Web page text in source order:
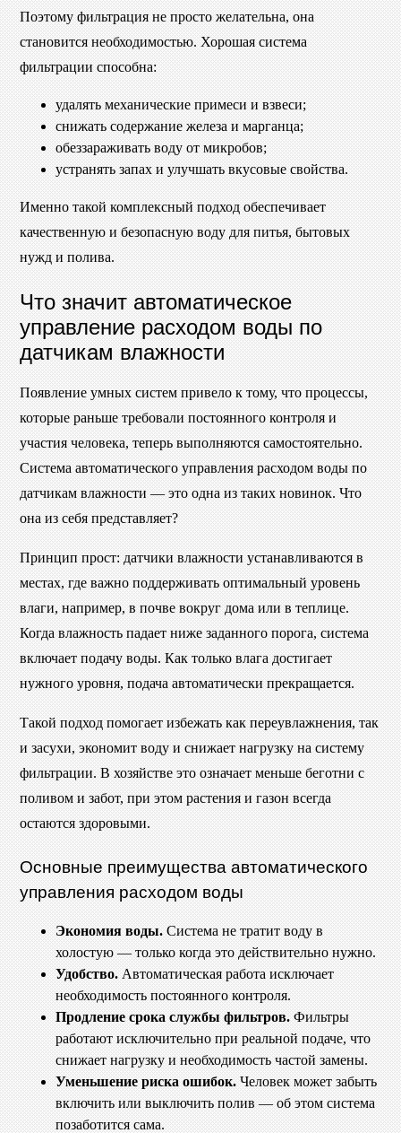
Поэтому фильтрация не просто желательна, она
становится необходимостью. Хорошая система
фильтрации способна:
удалять механические примеси и взвеси;
снижать содержание железа и марганца;
обеззараживать воду от микробов;
устранять запах и улучшать вкусовые свойства.
Именно такой комплексный подход обеспечивает
качественную и безопасную воду для питья, бытовых
нужд и полива.
Что значит автоматическое
управление расходом воды по
датчикам влажности
Появление умных систем привело к тому, что процессы,
которые раньше требовали постоянного контроля и
участия человека, теперь выполняются самостоятельно.
Система автоматического управления расходом воды по
датчикам влажности — это одна из таких новинок. Что
она из себя представляет?
Принцип прост: датчики влажности устанавливаются в
местах, где важно поддерживать оптимальный уровень
влаги, например, в почве вокруг дома или в теплице.
Когда влажность падает ниже заданного порога, система
включает подачу воды. Как только влага достигает
нужного уровня, подача автоматически прекращается.
Такой подход помогает избежать как переувлажнения, так
и засухи, экономит воду и снижает нагрузку на систему
фильтрации. В хозяйстве это означает меньше беготни с
поливом и забот, при этом растения и газон всегда
остаются здоровыми.
Основные преимущества автоматического
управления расходом воды
Экономия воды. Система не тратит воду в
холостую — только когда это действительно нужно.
Удобство. Автоматическая работа исключает
необходимость постоянного контроля.
Продление срока службы фильтров. Фильтры
работают исключительно при реальной подаче, что
снижает нагрузку и необходимость частой замены.
Уменьшение риска ошибок. Человек может забыть
включить или выключить полив — об этом система
позаботится сама.